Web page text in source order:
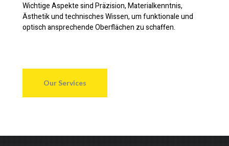
Wichtige Aspekte sind Präzision, Materialkenntnis,
Ästhetik und technisches Wissen, um funktionale und
optisch ansprechende Oberflächen zu schaffen.
Our Services